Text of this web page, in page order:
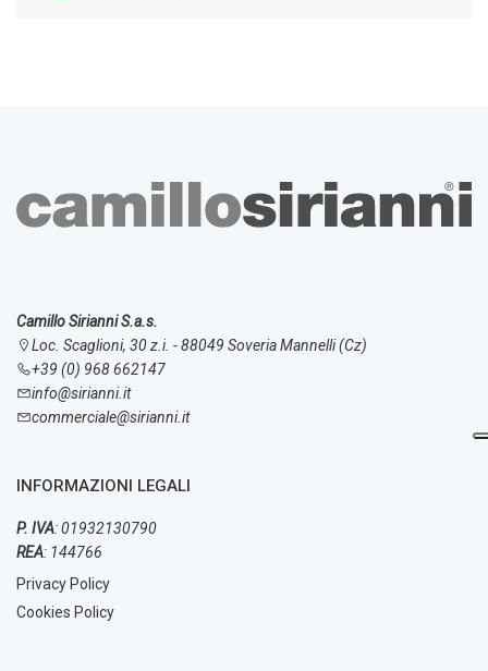
Camillo Sirianni S.a.s.
Loc. Scaglioni, 30 z.i. - 88049 Soveria Mannelli (Cz)
+39 (0) 968 662147
info@sirianni.it
commerciale@sirianni.it
INFORMAZIONI LEGALI
P. IVA: 01932130790
REA: 144766
Privacy Policy
Cookies Policy